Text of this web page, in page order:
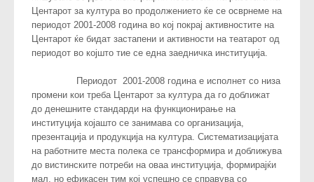
Центарот за култура во продолжението ќе се осврнеме на
периодот 2001-2008 година во кој покрај активностите на
Центарот ќе бидат застапени и активности на театарот од
периодот во којшто тие се една заедничка институција.
Периодот 2001-2008 година е исполнет со низа
промени кои треба Центарот за култура да го доближат
до денешните стандарди на функционирање на
институција којашто се занимава со организација,
презентација и продукција на култура. Систематизацијата
на работните места полека се трансформира и доближува
до вистинските потреби на оваа институција, формирајќи
мал, но ефикасен тим кој успешно се справува со